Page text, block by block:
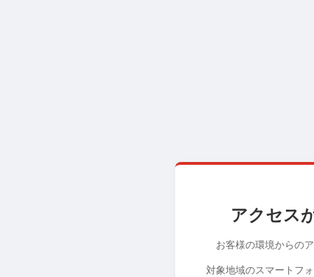
アクセス
お客様の環境からの
対象地域のスマートフ